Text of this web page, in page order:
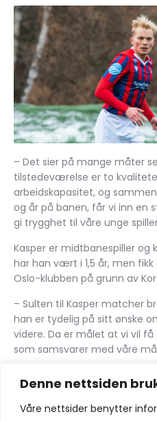
Denne nettsiden
Våre nettsider benytter
– Det sier på mange måter
tilstedeværelse er to
arbeidskapasitet, og
og år på banen, får vi inn en
gi trygghet til våre unge
Kasper er midtbanespiller og
har han vært i 1,5 år, men
Oslo-klubben på grunn av
– Sulten til Kasper matcher
han er tydelig på sitt ønske
videre. Da er målet at vi vil
som samsvarer med våre
Vi ønsker Kasper
Del: